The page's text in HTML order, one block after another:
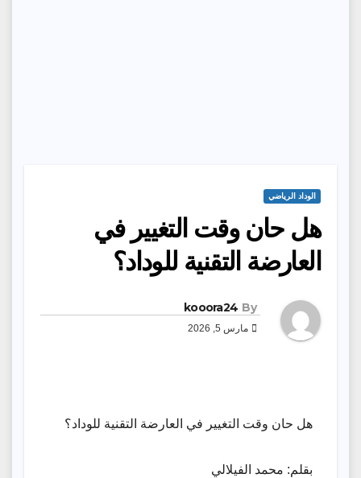
الوداد الرياضي
هل حان وقت التغيير في
العارضة التقنية للوداد؟
By
kooora24
مارس 5, 2026
هل حان وقت التغيير في العارضة التقنية للوداد؟
بقلم: محمد الفيلالي